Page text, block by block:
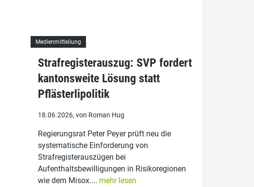
Medienmitteilung
Strafregisterauszug: SVP fordert
kantonsweite Lösung statt
Pflästerlipolitik
18.06.2026, von Roman Hug
Regierungsrat Peter Peyer prüft neu die
systematische Einforderung von
Strafregisterauszügen bei
Aufenthaltsbewilligungen in Risikoregionen
wie dem Misox.... mehr lesen